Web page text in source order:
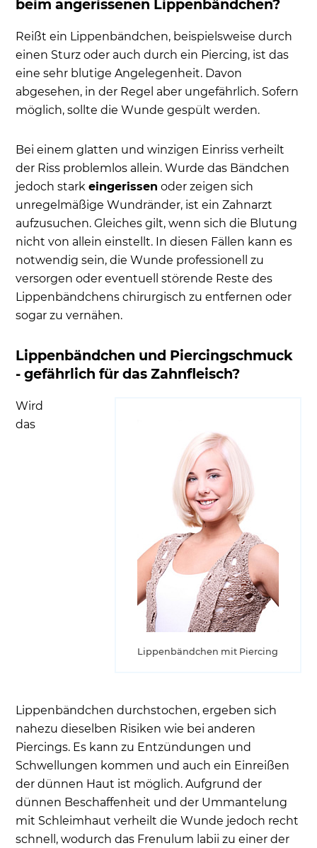
beim angerissenen Lippenbändchen?
Reißt ein Lippenbändchen, beispielsweise durch
einen Sturz oder auch durch ein Piercing, ist das
eine sehr blutige Angelegenheit. Davon
abgesehen, in der Regel aber ungefährlich. Sofern
möglich, sollte die Wunde gespült werden.
Bei einem glatten und winzigen Einriss verheilt
der Riss problemlos allein. Wurde das Bändchen
jedoch starkeingerissen oder zeigen sich
unregelmäßige Wundränder, ist ein Zahnarzt
aufzusuchen. Gleiches gilt, wenn sich die Blutung
nicht von allein einstellt. In diesen Fällen kann es
notwendig sein, die Wunde professionell zu
versorgen oder eventuell störende Reste des
Lippenbändchens chirurgisch zu entfernen oder
sogar zu vernähen.
Lippenbändchen und Piercingschmuck
- gefährlich für das Zahnfleisch?
Lippenbändchen mit Piercing
Wird
das
Lippenbändchen durchstochen, ergeben sich
nahezu dieselben Risiken wie bei anderen
Piercings. Es kann zu Entzündungen und
Schwellungen kommen und auch ein Einreißen
der dünnen Haut ist möglich. Aufgrund der
dünnen Beschaffenheit und der Ummantelung
mit Schleimhaut verheilt die Wunde jedoch recht
schnell, wodurch das Frenulum labii zu einer der